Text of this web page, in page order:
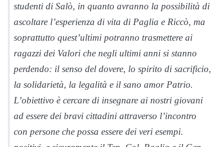
studenti di Salò, in quanto avranno la possibilità di
ascoltare l’esperienza di vita di Paglia e Riccò, ma
soprattutto quest’ultimi potranno trasmettere ai
ragazzi dei Valori che negli ultimi anni si stanno
perdendo: il senso del dovere, lo spirito di sacrificio,
la solidarietà, la legalità e il sano amor Patrio.
L’obiettivo è cercare di insegnare ai nostri giovani
ad essere dei bravi cittadini attraverso l’incontro
con persone che possa essere dei veri esempi.